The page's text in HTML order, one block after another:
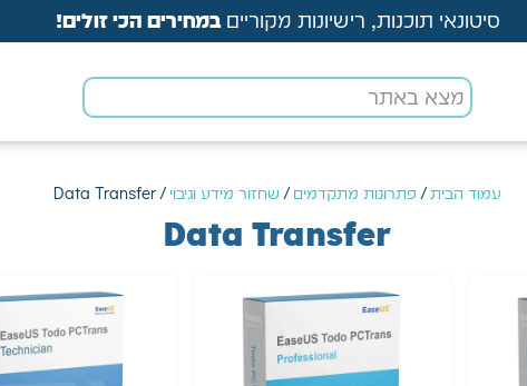
סיטונאי תוכנות, רישיונות מקורייםבמחירים הכי זולים!
עמוד הבית/ פתרונות מתקדמים/ שחזור מידע וגיבוי/ Data Transfer
Data Transfer